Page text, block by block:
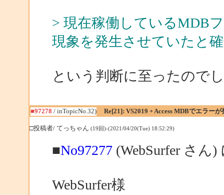
> 現在稼働しているMDB
現象を発生させていたと
という判断に至ったので
■97278 / inTopicNo.32) Re[21]: VS2019 + Access MDBでエラーが
□投稿者/ てっちゃん (19回)-(2021/04/20(Tue) 18:52:29)
■No97277(WebSurfer さん)
WebSurfer様